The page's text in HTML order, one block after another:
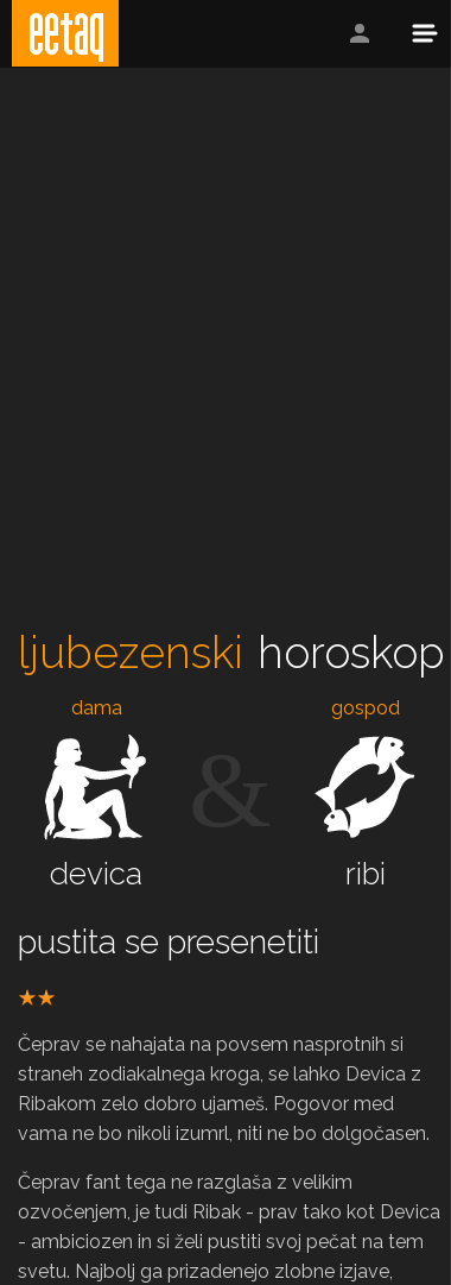
ljubezenski horoskop
dama
devica
gospod
ribi
pustita se presenetiti
Čeprav se nahajata na povsem nasprotnih si
straneh zodiakalnega kroga, se lahko Devica z
Ribakom zelo dobro ujameš. Pogovor med
vama ne bo nikoli izumrl, niti ne bo dolgočasen.
Čeprav fant tega ne razglaša z velikim
ozvočenjem, je tudi Ribak - prav tako kot Devica
- ambiciozen in si želi pustiti svoj pečat na tem
svetu. Najbolj ga prizadenejo zlobne izjave,